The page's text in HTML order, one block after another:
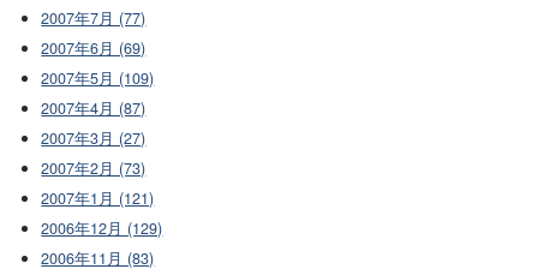
2007年7月 (77)
2007年6月 (69)
2007年5月 (109)
2007年4月 (87)
2007年3月 (27)
2007年2月 (73)
2007年1月 (121)
2006年12月 (129)
2006年11月 (83)